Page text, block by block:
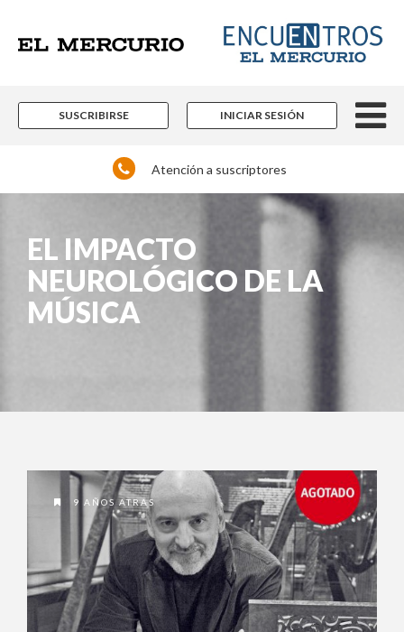
SUSCRIBIRSE INICIAR SESIÓN
Atención a suscriptores
EL IMPACTO
NEUROLÓGICO DE LA
MÚSICA
9 AÑOS ATRAS